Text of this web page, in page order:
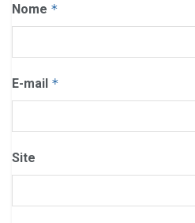
Nome *
E-mail *
Site